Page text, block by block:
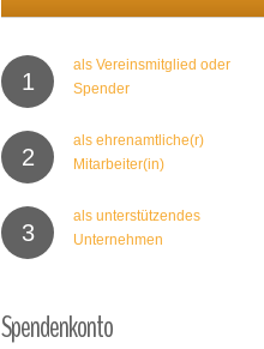
1
als Vereinsmitglied oder
Spender
2
als ehrenamtliche(r)
Mitarbeiter(in)
3
als unterstützendes
Unternehmen
Spendenkonto